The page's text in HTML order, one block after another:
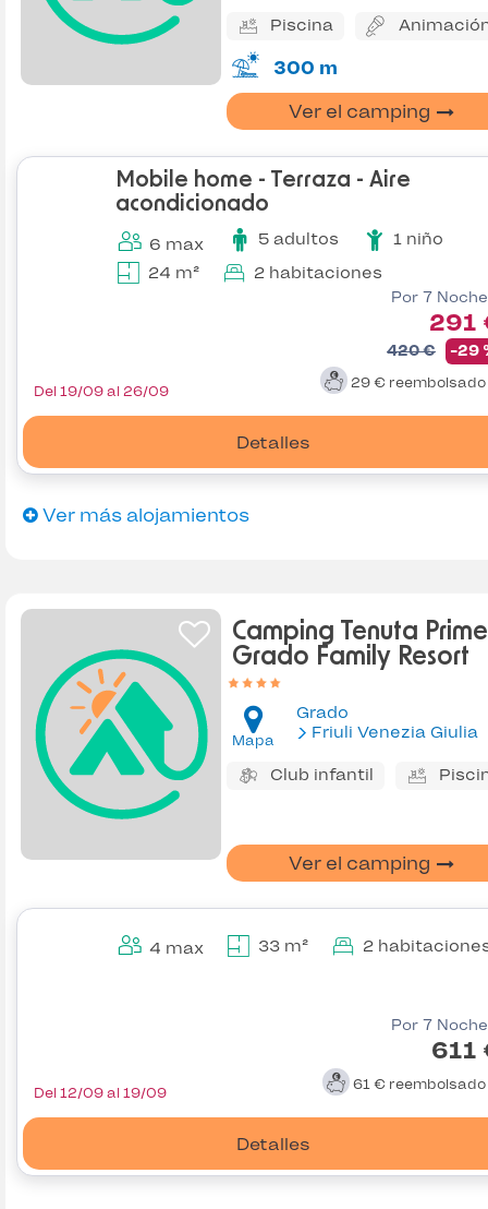
Piscina
300 m
Ver el camping
Mobile home - Terraza - Aire
acondicionado
6 max 5 adultos
1 niño
24 m²
2 habitaciones
Por 7
291
420 € -29
29 € reembolsado
Detalles
Del 19/09 al 26/09
Ver más alojamientos
Camping Tenuta
Grado Family Resort
Mapa
Grado
Friuli Venezia Giulia
Club infantil
Ver el camping
4 max 33 m² 2
Por 7
611
61 € reembolsado
Detalles
Del 12/09 al 19/09